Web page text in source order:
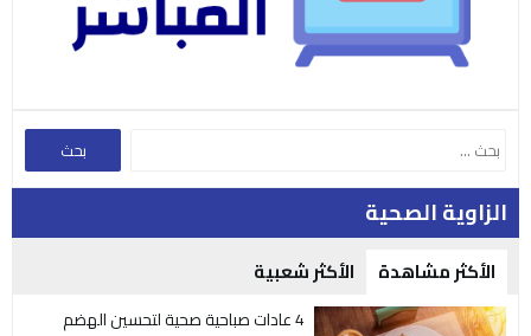
الزاوية الصحية
الأكثر مشاهدة الأكثر شعبية
4 عادات صباحية صحية لتحسين الهضم